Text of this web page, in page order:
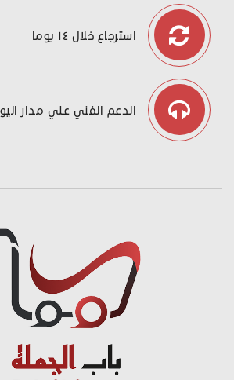
استرجاع خلال ١٤ يوما
الدعم الفني علي مدار